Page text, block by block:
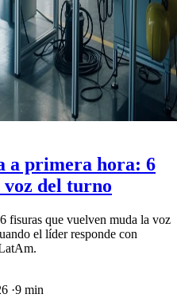
a primera hora: 6
voz del turno
fisuras que vuelven muda la voz
el líder responde con
·9 min